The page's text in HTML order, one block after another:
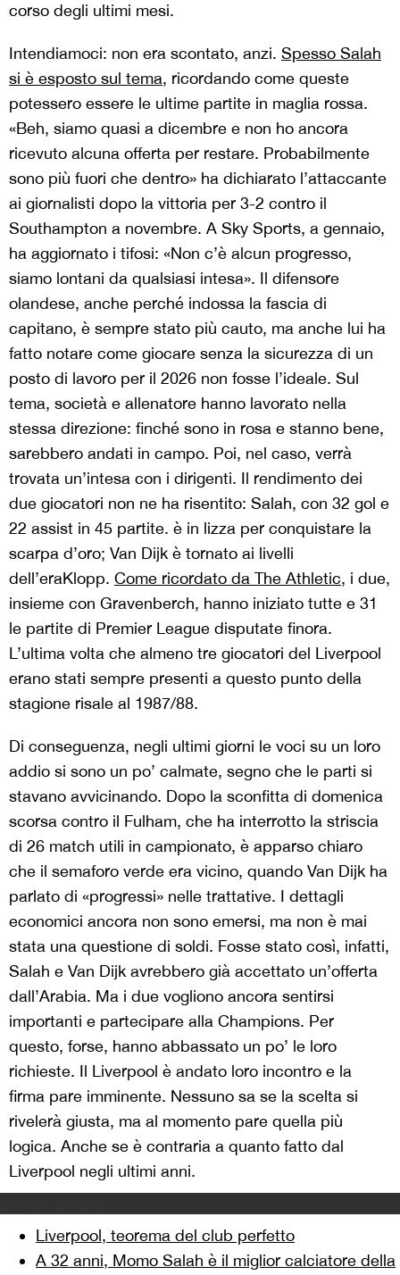
corso degli ultimi mesi.
Intendiamoci: non era scontato, anzi. Spesso Salah
si è esposto sul tema, ricordando come queste
potessero essere le ultime partite in maglia rossa.
«Beh, siamo quasi a dicembre e non ho ancora
ricevuto alcuna offerta per restare. Probabilmente
sono più fuori che dentro» ha dichiarato l’attaccante
ai giornalisti dopo la vittoria per 3-2 contro il
Southampton a novembre. A Sky Sports, a gennaio,
ha aggiornato i tifosi: «Non c’è alcun progresso,
siamo lontani da qualsiasi intesa». Il difensore
olandese, anche perché indossa la fascia di
capitano, è sempre stato più cauto, ma anche lui ha
fatto notare come giocare senza la sicurezza di un
posto di lavoro per il 2026 non fosse l’ideale. Sul
tema, società e allenatore hanno lavorato nella
stessa direzione: finché sono in rosa e stanno bene,
sarebbero andati in campo. Poi, nel caso, verrà
trovata un’intesa con i dirigenti. Il rendimento dei
due giocatori non ne ha risentito: Salah, con 32 gol e
22 assist in 45 partite. è in lizza per conquistare la
scarpa d’oro; Van Dijk è tornato ai livelli
dell’eraKlopp. Come ricordato da The Athletic, i due,
insieme con Gravenberch, hanno iniziato tutte e 31
le partite di Premier League disputate finora.
L’ultima volta che almeno tre giocatori del Liverpool
erano stati sempre presenti a questo punto della
stagione risale al 1987/88.
Di conseguenza, negli ultimi giorni le voci su un loro
addio si sono un po’ calmate, segno che le parti si
stavano avvicinando. Dopo la sconfitta di domenica
scorsa contro il Fulham, che ha interrotto la striscia
di 26 match utili in campionato, è apparso chiaro
che il semaforo verde era vicino, quando Van Dijk ha
parlato di «progressi» nelle trattative. I dettagli
economici ancora non sono emersi, ma non è mai
stata una questione di soldi. Fosse stato così, infatti,
Salah e Van Dijk avrebbero già accettato un’offerta
dall’Arabia. Ma i due vogliono ancora sentirsi
importanti e partecipare alla Champions. Per
questo, forse, hanno abbassato un po’ le loro
richieste. Il Liverpool è andato loro incontro e la
firma pare imminente. Nessuno sa se la scelta si
rivelerà giusta, ma al momento pare quella più
logica. Anche se è contraria a quanto fatto dal
Liverpool negli ultimi anni.
Liverpool, teorema del club perfetto
A 32 anni, Momo Salah è il miglior calciatore della